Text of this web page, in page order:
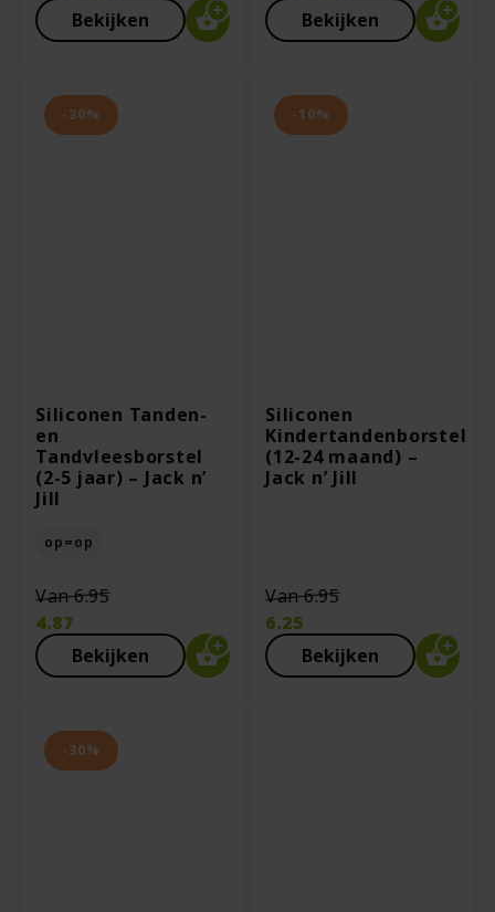
Bekijken
Bekijken
-30%
Siliconen Tanden-
en
Tandvleesborstel
(2-5 jaar) – Jack n’
Jill
op=op
Van6.95Oorspronkelijke
was:
€6.95.
4.87
Huidige
prijsBekijken
-10%
Siliconen
Kindertandenborstel
(12-24 maand) –
Jack n’ Jill
Van6.95
was:
€6.95.
6.25
Huidige
prijsBekijken
-30%